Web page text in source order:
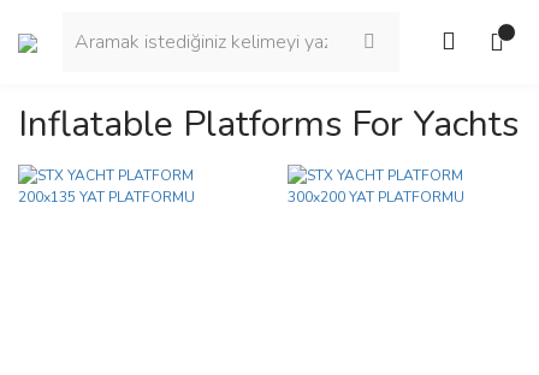
Inflatable Platforms For Yachts